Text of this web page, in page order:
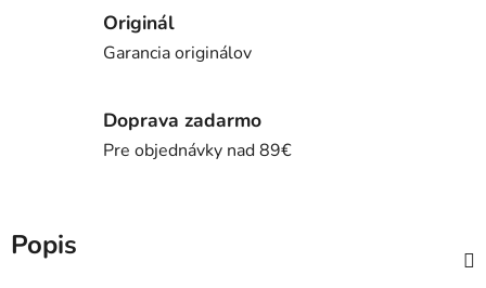
Originál
Garancia originálov
Doprava zadarmo
Pre objednávky nad 89€
Popis